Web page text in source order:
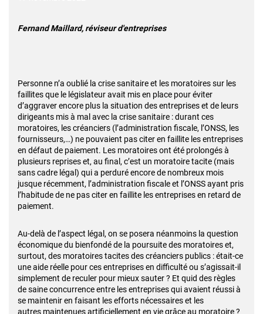
Fernand Maillard, réviseur d'entreprises
Personne n’a oublié la crise sanitaire et les moratoires sur les
faillites que le législateur avait mis en place pour éviter
d’aggraver encore plus la situation des entreprises et de leurs
dirigeants mis à mal avec la crise sanitaire : durant ces
moratoires, les créanciers (l’administration fiscale, l’ONSS, les
fournisseurs,…) ne pouvaient pas citer en faillite les entreprises
en défaut de paiement. Les moratoires ont été prolongés à
plusieurs reprises et, au final, c’est un moratoire tacite (mais
sans cadre légal) qui a perduré encore de nombreux mois
jusque récemment, l’administration fiscale et l’ONSS ayant pris
l’habitude de ne pas citer en faillite les entreprises en retard de
paiement.
Au-delà de l’aspect légal, on se posera néanmoins la question
économique du bienfondé de la poursuite des moratoires et,
surtout, des moratoires tacites des créanciers publics : était-ce
une aide réelle pour ces entreprises en difficulté ou s’agissait-il
simplement de reculer pour mieux sauter ? Et quid des règles
de saine concurrence entre les entreprises qui avaient réussi à
se maintenir en faisant les efforts nécessaires et les
autres maintenues artificiellement en vie grâce au moratoire ?